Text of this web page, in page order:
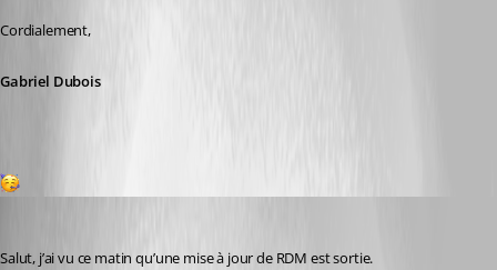
Cordialement,
Gabriel Dubois
Salut, j’ai vu ce matin qu’une mise à jour de RDM est sortie.